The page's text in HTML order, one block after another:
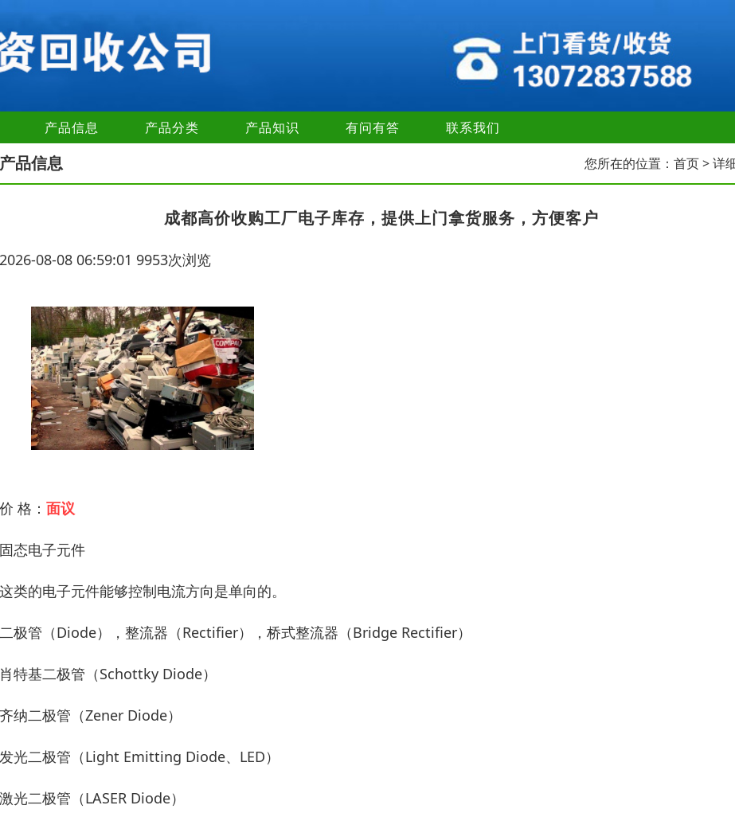
产品信息 产品分类 产品知识 有问有答 联系我们
产品信息 您所在的位置： 首页> 详
成都高价收购工厂电子库存，提供上门拿货服务，方便客户
2026-08-08 06:59:01 9953次浏览
价 格： 面议
固态电子元件
这类的电子元件能够控制电流方向是单向的。
二极管（Diode），整流器（Rectifier），桥式整流器（Bridge Rectifier）
肖特基二极管（Schottky Diode）
齐纳二极管（Zener Diode）
发光二极管（Light Emitting Diode、LED）
激光二极管（LASER Diode）